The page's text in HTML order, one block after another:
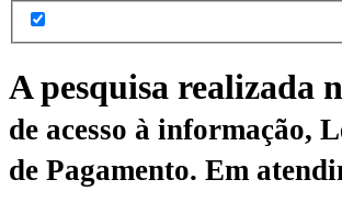
A pesquisa realizada
de acesso à informação,
de Pagamento. Em